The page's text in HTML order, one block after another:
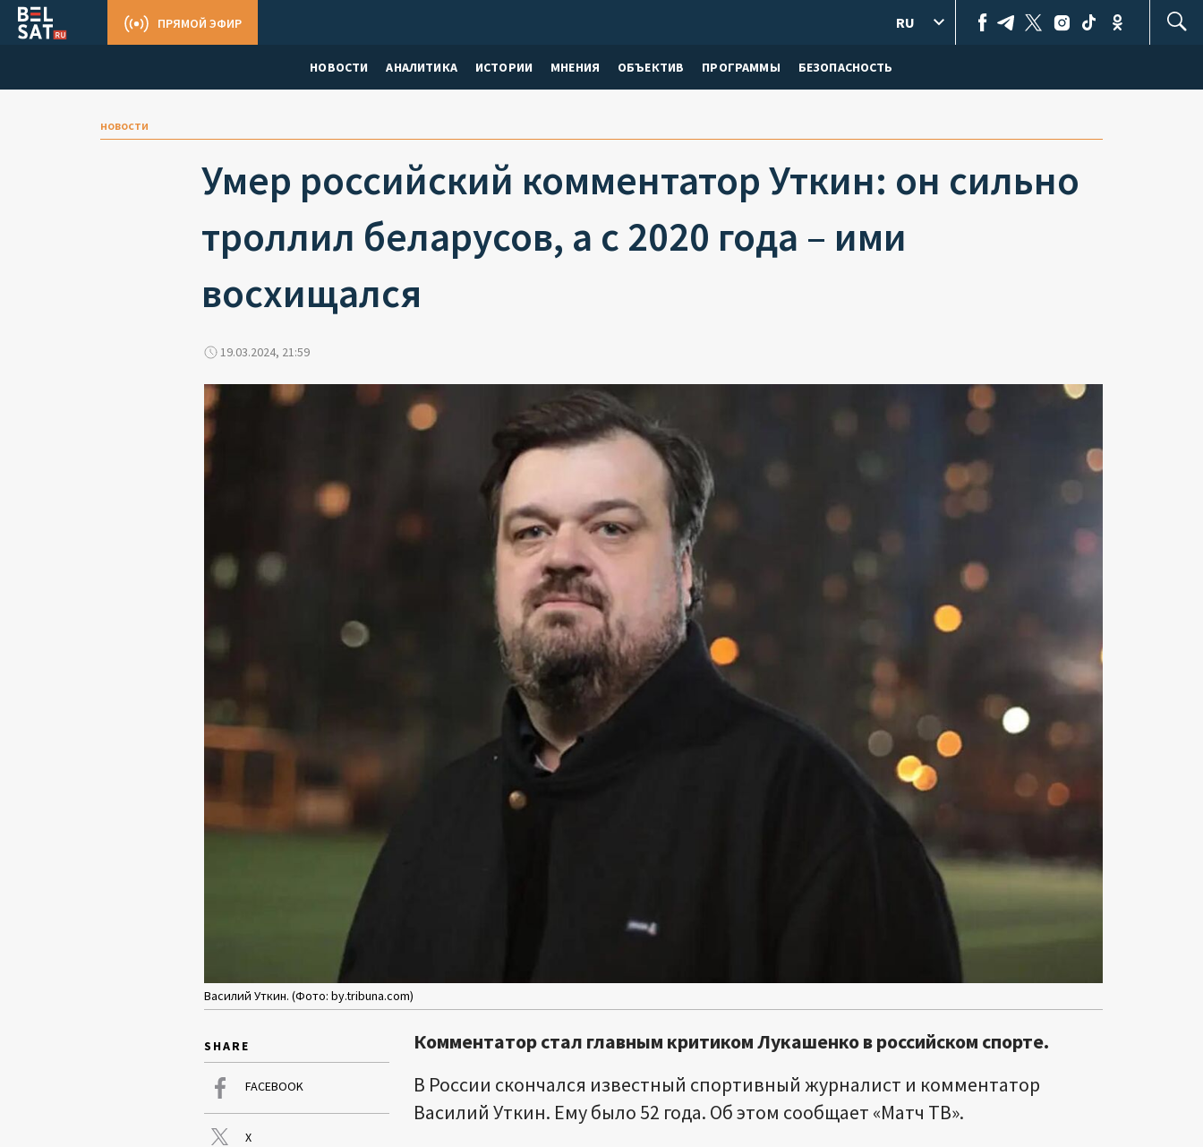
НОВОСТИ АНАЛИТИКА ИСТОРИИ МНЕНИЯ ОБЪЕКТИВ ПРОГРАММЫ БЕЗОПАСНОСТЬ
ПРЯМОЙ ЭФИР RU
новости
Умер российский комментатор Уткин: он сильно
троллил беларусов, а с 2020 года – ими
восхищался
19.03.2024, 21:59
Василий Уткин. (Фото: by.tribuna.com)
SHARE
FACEBOOK
X
Комментатор стал главным критиком Лукашенко в российском спорте.
В России скончался известный спортивный журналист и комментатор
Василий Уткин. Ему было 52 года. Об этом сообщает «Матч ТВ».